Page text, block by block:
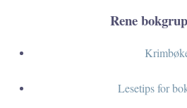
Rene
Lesetips for